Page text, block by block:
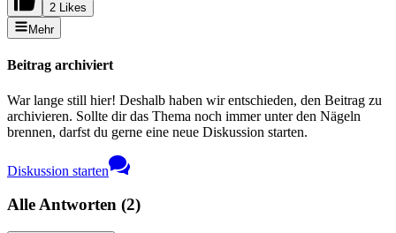
2 Likes
Mehr
Beitrag archiviert
War lange still hier! Deshalb haben wir entschieden, den Beitrag zu
archivieren. Sollte dir das Thema noch immer unter den Nägeln
brennen, darfst du gerne eine neue Diskussion starten.
Diskussion starten
Alle Antworten (2)